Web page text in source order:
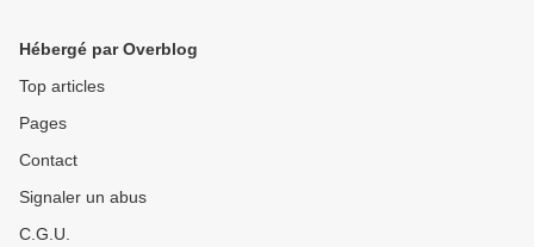
Hébergé par Overblog
Top articles
Pages
Contact
Signaler un abus
C.G.U.